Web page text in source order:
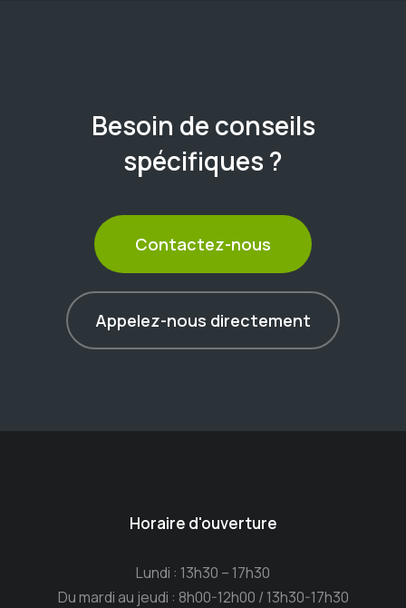
Besoin de conseils
spécifiques ?
Contactez-nous
Appelez-nous directement
Horaire d'ouverture
Lundi : 13h30 – 17h30
Du mardi au jeudi : 8h00-12h00 / 13h30-17h30